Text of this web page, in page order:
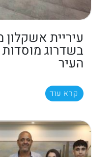
עיריית
בשדרוג מוסדות
העיר
קרא עוד